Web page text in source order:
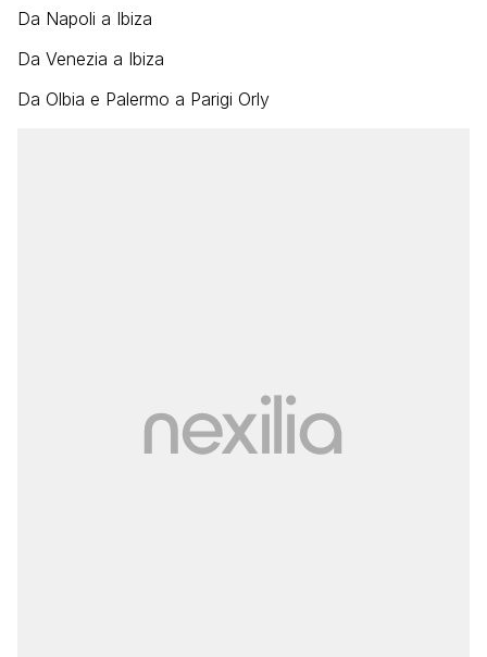
Da Napoli a Ibiza
Da Venezia a Ibiza
Da Olbia e Palermo a Parigi Orly